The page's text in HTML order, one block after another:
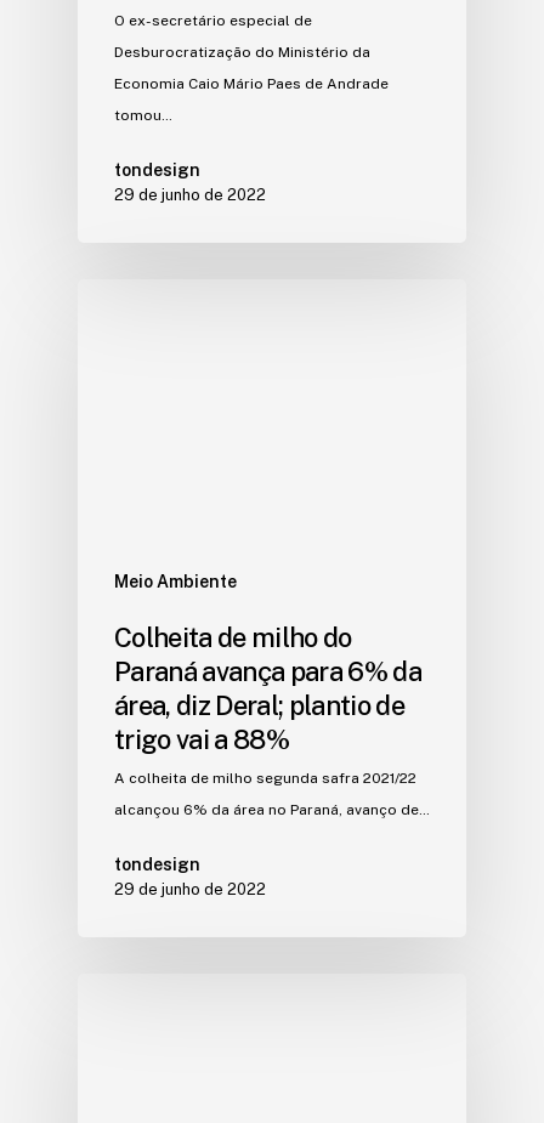
O ex-secretário especial de
Desburocratização do Ministério da
Economia Caio Mário Paes de Andrade
tomou…
tondesign
29 de junho de 2022
Meio Ambiente
Colheita de milho do
Paraná avança para 6% da
área, diz Deral; plantio de
trigo vai a 88%
A colheita de milho segunda safra 2021/22
alcançou 6% da área no Paraná, avanço de…
tondesign
29 de junho de 2022